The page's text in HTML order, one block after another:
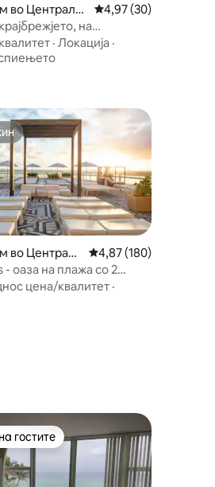
133 рецензии
во Централн
Просечна оцена:
4,97 (30)
на
· Локација ·
15 рецензии
во Централн
Просечна оцена: 4,87
4,87 (180)
- оаза на плажа со 2
цена/квалитет ·
„Омилени на гостите“
гостите